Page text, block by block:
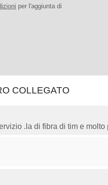
per l'aggiunta di
COLLEGATO
.la di fibra di tim e